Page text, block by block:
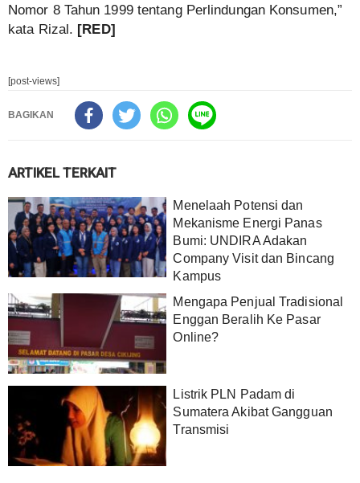
Nomor 8 Tahun 1999 tentang Perlindungan Konsumen,”
kata Rizal. [RED]
[post-views]
BAGIKAN
ARTIKEL TERKAIT
Menelaah Potensi dan
Mekanisme Energi Panas
Bumi: UNDIRA Adakan
Company Visit dan Bincang
Kampus
Mengapa Penjual Tradisional
Enggan Beralih Ke Pasar
Online?
Listrik PLN Padam di
Sumatera Akibat Gangguan
Transmisi